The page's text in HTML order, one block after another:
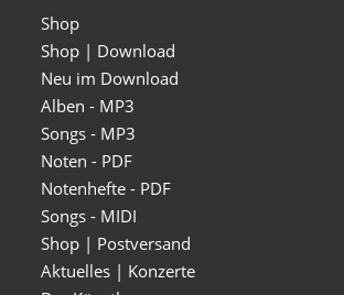
Shop
Shop | Download
Neu im Download
Alben - MP3
Songs - MP3
Noten - PDF
Notenhefte - PDF
Songs - MIDI
Shop | Postversand
Aktuelles | Konzerte